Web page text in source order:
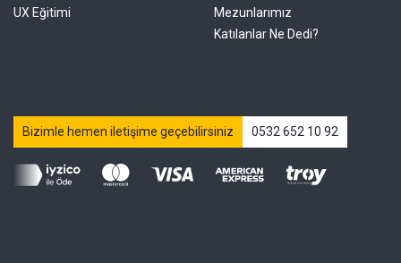
UX Eğitimi
Mezunlarımız
Katılanlar Ne Dedi?
Bizimle hemen iletişime geçebilirsiniz 0532 652 10 92